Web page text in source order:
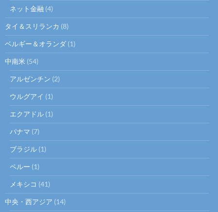
ネット金融 (4)
タイ＆スリランカ (8)
ベルギー＆オランダ (1)
中南米 (54)
アルゼンチン (2)
ウルグアイ (1)
エクアドル (1)
パナマ (7)
ブラジル (1)
ペルー (1)
メキシコ (41)
中央・西アジア (14)